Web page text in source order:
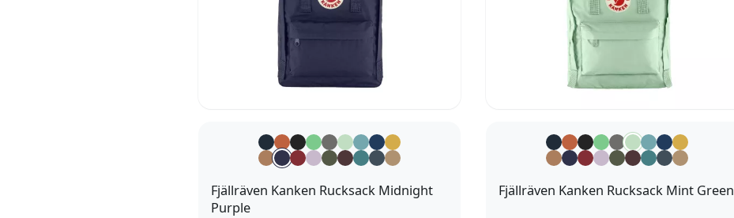
Fjällräven Kanken Rucksack Midnight
Purple
Fjällräven Kanken Rucksack Mint Green